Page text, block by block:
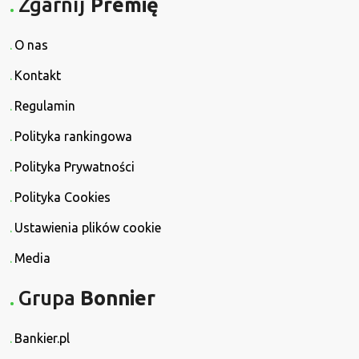
O nas
Kontakt
Regulamin
Polityka rankingowa
Polityka Prywatności
Polityka Cookies
Ustawienia plików cookie
Media
Grupa Bonnier
Bankier.pl